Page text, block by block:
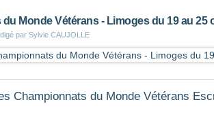
Monde Vétérans - Limoges du 19 au 25
par Sylvie CAUJOLLE
Championnats du Monde Vétérans